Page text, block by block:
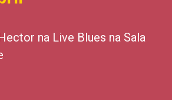
na Live Blues na Sala